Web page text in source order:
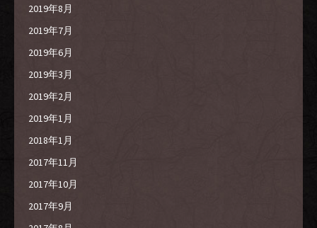
2019年8月
2019年7月
2019年6月
2019年3月
2019年2月
2019年1月
2018年1月
2017年11月
2017年10月
2017年9月